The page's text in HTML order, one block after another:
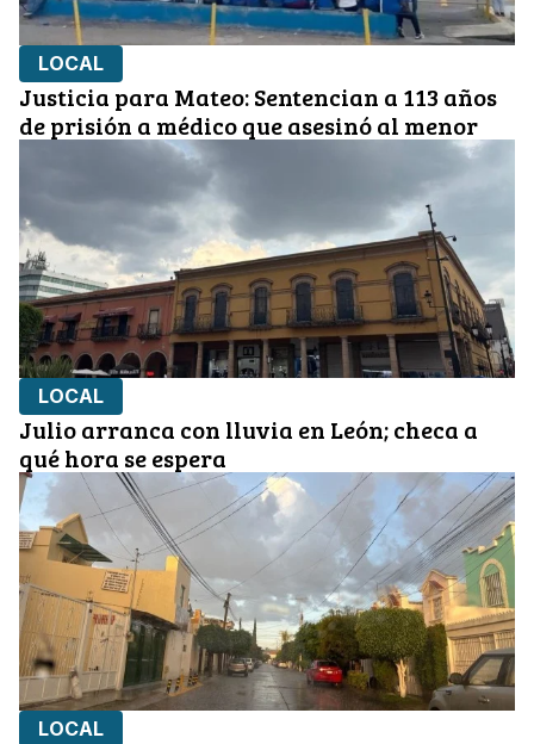
LOCAL
Justicia para Mateo: Sentencian a 113 años
de prisión a médico que asesinó al menor
LOCAL
Julio arranca con lluvia en León; checa a
qué hora se espera
LOCAL